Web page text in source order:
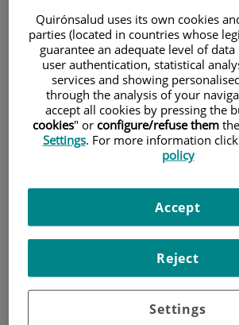
Pacientes y visitantes
Investigación
Quirónsalud uses its own cookies
parties (located in countries whose
guarantee an adequate level of
user authentication, statistical
services and showing
through the analysis of your
accept all cookies by pressing the
cookies" or configure/refuse them
Settings. For more information
policy
Settings
Reject
Accept